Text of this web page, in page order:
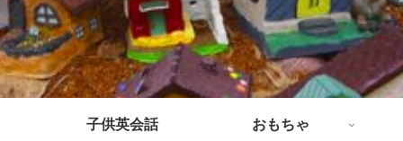
子供英会話 おもちゃ